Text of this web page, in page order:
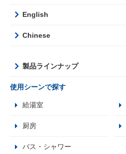
English
Chinese
製品ラインナップ
使用シーンで探す
給湯室
厨房
バス・シャワー